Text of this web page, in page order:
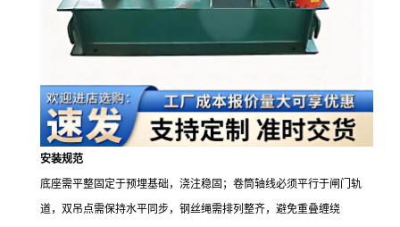
安装规范
底座需平整固定于预埋基础，浇注稳固；卷筒轴线必须平行于闸门轨
道，双吊点需保持水平同步，钢丝绳需排列整齐，避免重叠缠绕